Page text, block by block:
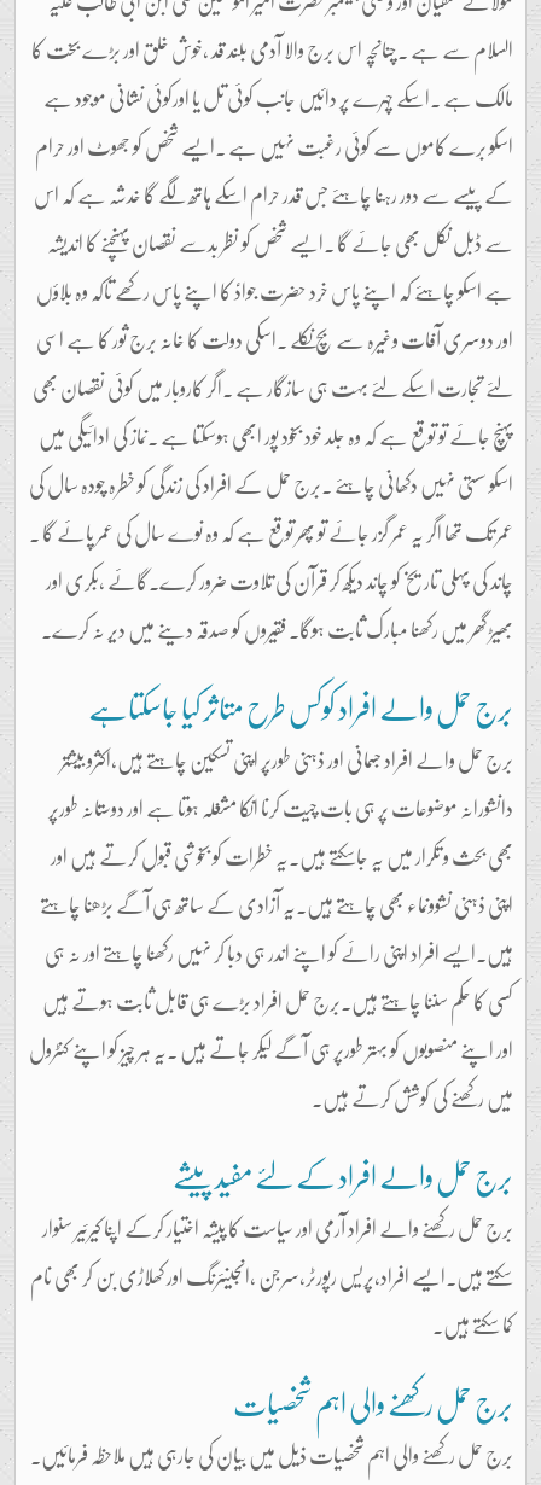
السلام سے ہے ۔چنانچہ اس برج والا آدمی بلند قد ،خوش خلق اور بڑے بخت کا
مالک ہے ۔اسکے چہرے پر دائیں جانب کوئی تل یا اورکوئی نشانی موجود ہے
اسکو برے کاموں سے کوئی رغبت نہیں ہے ۔ایسے شخص کو جھوٹ اور حرام
کے پیسے سے دور رہنا چاہئے جس قدر حرام اسکے ہاتھ لگے گا خدشہ ہے کہ اس
سے ڈبل نکل بھی جائے گا ۔ایسے شخص کو نظر بدسے نقصان پہنچنے کا اندیشہ
ہے اسکو چاہئے کہ اپنے پاس خرد حضرت جوادؑ کا اپنے پاس رکھے تاکہ وہ بلاؤں
اور دوسری آفات وغیرہ سے بچ نکلے ۔اسکی دولت کا خانہ برج ثور کا ہے اسی
لئے تجارت اسکے لئے بہت ہی سازگار ہے ۔اگر کاروبار میں کوئی نقصان بھی
پہنچ جائے تو توقع ہے کہ وہ جلد خود بخود پور ابھی ہوسکتا ہے ۔نماز کی ادائیگی میں
اسکو سستی نہیں دکھانی چاہئے ۔برج حمل کے افراد کی زندگی کو خطرہ چودہ سال کی
عمر تک تھا اگر یہ عمر گزر جائے تو پھر توقع ہے کہ وہ نوے سال کی عمر پائے گا ۔
چاند کی پہلی تاریخ کو چاند دیکھ کر قرآن کی تلاوت ضرور کرے۔گائے ،بکری اور
بھیڑ گھر میں رکھنا مبارک ثابت ہوگا۔ فقیروں کو صدقہ دینے میں دیر نہ کرے۔
برج حمل والے افراد کوکس طرح متاثر کیا جاسکتاہے
برج حمل والے افراد جسمانی اور ذہنی طورپر اپنی تسکین چاہتے ہیں،اکثرو بیشتر
دانشورانہ موضوعات پر ہی بات چیت کرنا انکا مشغلہ ہوتا ہے اور دوستانہ طورپر
بھی بحث و تکرار میں یہ جاسکتے ہیں۔یہ خطرات کو بخوشی قبول کرتے ہیں اور
اپنی ذہنی نشوونماء بھی چاہتے ہیں۔یہ آزادی کے ساتھ ہی آگے بڑھنا چاہتے
ہیں۔ایسے افراد اپنی رائے کو اپنے اندر ہی دبا کر نہیں رکھنا چاہتے اور نہ ہی
کسی کا حکم سننا چاہتے ہیں۔برج حمل افراد بڑے ہی قابل ثابت ہوتے ہیں
اور اپنے منصوبوں کو بہتر طورپر ہی آگے لیکر جاتے ہیں ۔یہ ہر چیز کو اپنے کنٹرول
میں رکھنے کی کوشش کرتے ہیں۔
برج حمل والے افراد کے لئے مفید پیشے
برج حمل رکھنے والے افراد آرمی اور سیاست کا پیشہ اختیار کرکے اپنا کیرئیر سنوار
سکتے ہیں۔ایسے افراد،پریس رپورٹر،سرجن ،انجینئرنگ اور کھلاڑی بن کر بھی نام
کما سکتے ہیں۔
برج حمل رکھنے والی اہم شخصیات
برج حمل رکھنے والی اہم شخصیات ذیل میں بیان کی جارہی ہیں ملاحظہ فرمائیں۔